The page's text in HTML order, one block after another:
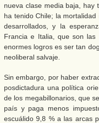
nueva clase media baja, hay
ha tenido Chile; la
desarrollados, y la
Francia e Italia, que son
enormes logros es ser tan
neoliberal salvaje.
Sin embargo, por haber
posdictadura una política
de los megabillonarios, que
país y paga menos
escuálido 9,8 % a las arcas